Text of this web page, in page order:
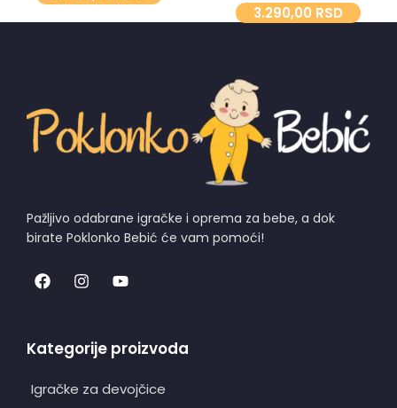
3.290,00 RSD
Pažljivo odabrane igračke i oprema za bebe, a dok
birate Poklonko Bebić će vam pomoći!
Kategorije proizvoda
Igračke za devojčice